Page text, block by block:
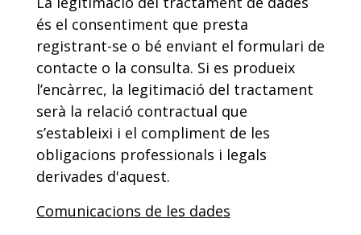
és el consentiment que presta
registrant-se o bé enviant el formulari de
contacte o la consulta. Si es produeix
l’encàrrec, la legitimació del tractament
serà la relació contractual que
s’estableixi i el compliment de les
obligacions professionals i legals
derivades d'aquest.
Comunicacions de les dades